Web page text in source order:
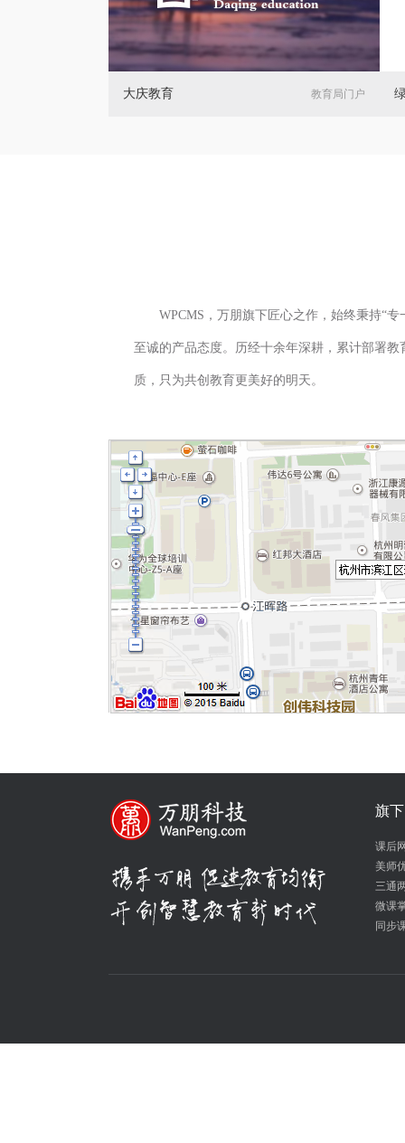
大庆教育 教育局门户
WPCMS，万朋旗下匠心之作，始终秉持“
至诚的产品态度。历经十余年深耕，累计部署
质，只为共创教育更美好的明天。
旗
课后
美师
三通
微课
同步